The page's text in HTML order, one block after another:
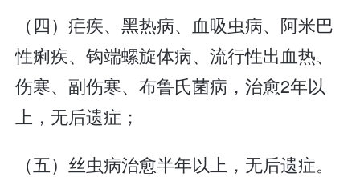
（四）疟疾、黑热病、血吸虫病、阿米巴
性痢疾、钩端螺旋体病、流行性出血热、
伤寒、副伤寒、布鲁氏菌病，治愈2年以
上，无后遗症；
（五）丝虫病治愈半年以上，无后遗症。